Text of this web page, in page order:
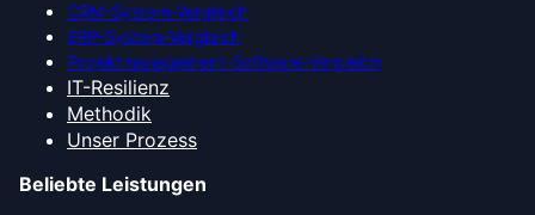
CRM-System-Vergleich
ERP-System-Vergleich
Projektmanagement-Software-Vergleich
IT-Resilienz
Methodik
Unser Prozess
Beliebte Leistungen